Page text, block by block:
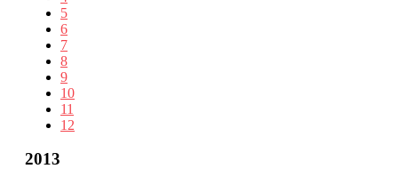
5
6
7
8
9
10
11
12
2013